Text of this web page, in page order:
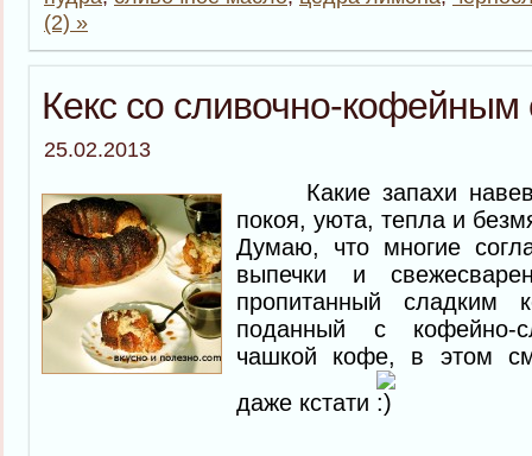
(2) »
Кекс со сливочно-кофейным
25.02.2013
Какие запахи
покоя, уюта, тепла и
Думаю, что многие
выпечки и
пропитанный сладким
поданный с кофейно-
чашкой кофе, в этом
даже кстати